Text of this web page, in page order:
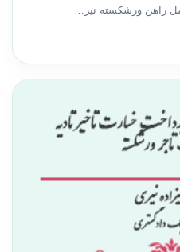
راهن ورشکسته نیز…